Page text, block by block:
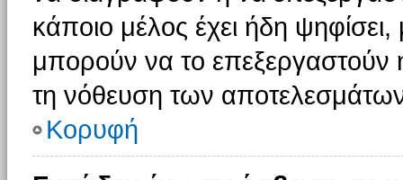
κάποιο μέλος έχει ήδη ψηφίσει,
μπορούν να το επεξεργαστούν
τη νόθευση των
Κορυφή